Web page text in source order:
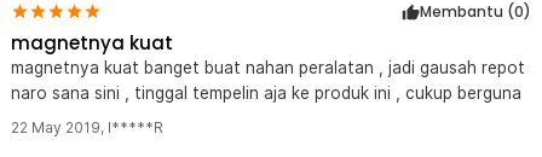
Membantu (0)
magnetnya kuat
magnetnya kuat banget buat nahan peralatan , jadi gausah repot
naro sana sini , tinggal tempelin aja ke produk ini , cukup berguna
22 May 2019, I*****R